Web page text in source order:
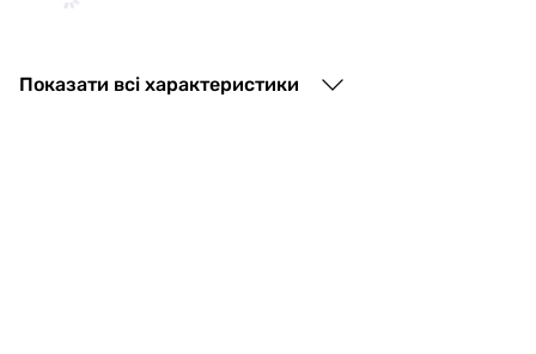
28 703
Показати всі характеристики